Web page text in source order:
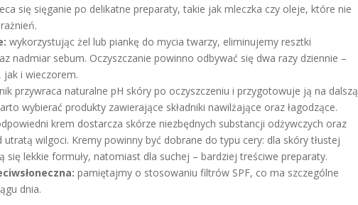
się sięganie po delikatne preparaty, takie jak mleczka czy oleje, które nie
wykorzystując żel lub piankę do mycia twarzy, eliminujemy resztki
nadmiar sebum. Oczyszczanie powinno odbywać się dwa razy dziennie –
i wieczorem.
przywraca naturalne pH skóry po oczyszczeniu i przygotowuje ją na dalszą
wybierać produkty zawierające składniki nawilżające oraz łagodzące.
krem dostarcza skórze niezbędnych substancji odżywczych oraz
utratą wilgoci. Kremy powinny być dobrane do typu cery: dla skóry tłustej
się lekkie formuły, natomiast dla suchej – bardziej treściwe preparaty.
pamiętajmy o stosowaniu filtrów SPF, co ma szczególne
dnia.